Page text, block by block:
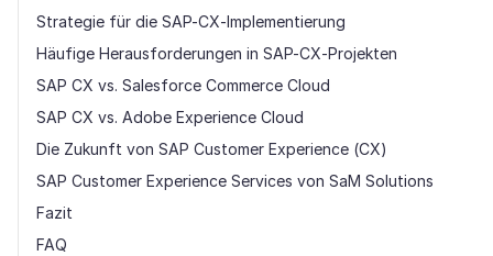
Strategie für die SAP-CX-Implementierung
Häufige Herausforderungen in SAP-CX-Projekten
SAP CX vs. Salesforce Commerce Cloud
SAP CX vs. Adobe Experience Cloud
Die Zukunft von SAP Customer Experience (CX)
SAP Customer Experience Services von SaM Solutions
Fazit
FAQ